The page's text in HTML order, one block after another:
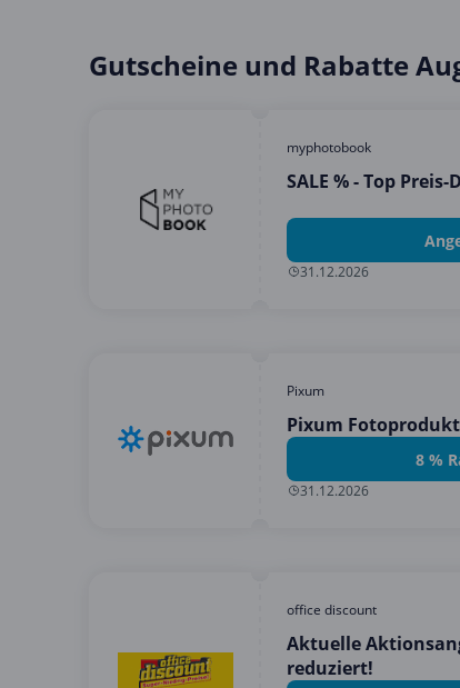
Gutscheine und Rabatte
myphotobook
SALE % - Top Preis-
31.12.2026
Pixum
Pixum
8 %
31.12.2026
office discount
Aktuelle
reduziert!